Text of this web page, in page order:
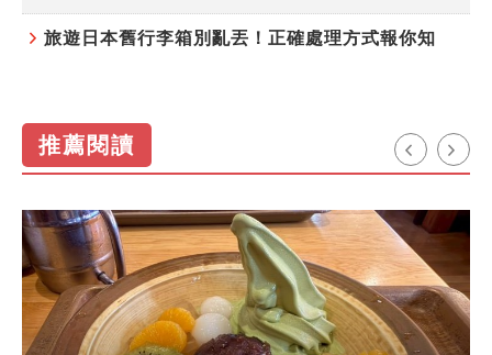
旅遊日本舊行李箱別亂丟！正確處理方式報你知
推薦閱讀